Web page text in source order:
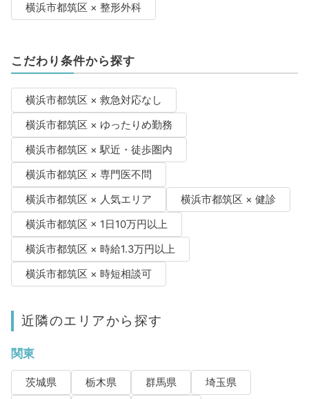
横浜市都筑区 × 整形外科
こだわり条件から探す
横浜市都筑区 × 救急対応なし
横浜市都筑区 × ゆったりめ勤務
横浜市都筑区 × 駅近・徒歩圏内
横浜市都筑区 × 専門医不問
横浜市都筑区 × 人気エリア
横浜市都筑区 × 健診
横浜市都筑区 × 1日10万円以上
横浜市都筑区 × 時給1.3万円以上
横浜市都筑区 × 時短相談可
近隣のエリアから探す
関東
茨城県 栃木県 群馬県
埼玉県